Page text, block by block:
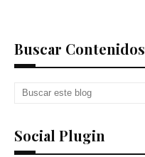
Buscar Contenidos
Social Plugin